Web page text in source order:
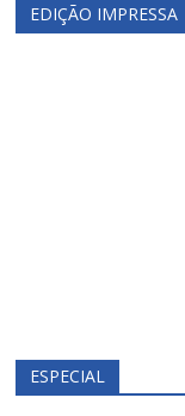
EDIÇÃO IMPRESSA
ESPECIAL